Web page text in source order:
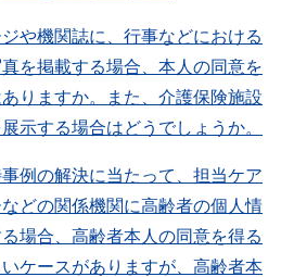
や機関誌に、行事などにおける
を掲載する場合、本人の同意を
りますか。また、介護保険施設
示する場合はどうでしょうか。
例の解決に当たって、担当ケア
どの関係機関に高齢者の個人情
場合、高齢者本人の同意を得る
ケースがありますが、高齢者本